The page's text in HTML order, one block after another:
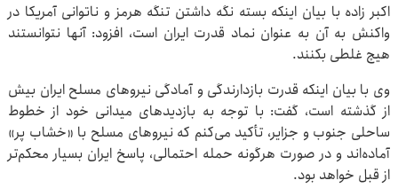
اکبر زاده با بیان اینکه بسته نگه داشتن تنگه هرمز و ناتوانی آمریکا در
واکنش به آن به عنوان نماد قدرت ایران است، افزود: آنها نتوانستند
هیچ غلطی بکنند.
وی با بیان اینکه قدرت بازدارندگی و آمادگی نیروهای مسلح ایران بیش
از گذشته است، گفت: با توجه به بازدیدهای میدانی خود از خطوط
ساحلی جنوب و جزایر، تأکید می‌کنم که نیروهای مسلح با «خشاب پر»
آماده‌اند و در صورت هرگونه حمله احتمالی، پاسخ ایران بسیار محکم‌تر
از قبل خواهد بود.